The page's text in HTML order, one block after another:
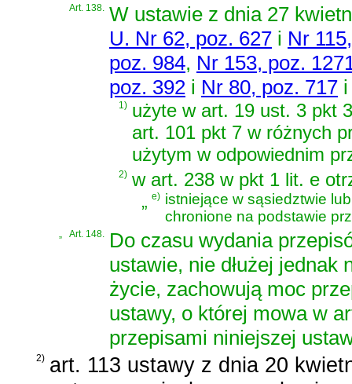
Art. 138. W ustawie z dnia 27
U. Nr 62, poz. 627 i Nr
poz. 984, Nr 153, poz.
poz. 392 i Nr 80, poz. 717
1) użyte w art. 19 ust. 3 pkt
art. 101 pkt 7 w różnych
użytym w odpowiednim
2) w art. 238 w pkt 1 lit. e
„e) istniejące w sąsiedztwie
chronione na podstawie
Art. 148.
Do czasu wydania
ustawie, nie dłużej
życie, zachowują moc
ustawy, o której mowa w
przepisami niniejszej
2) art. 113 ustawy z dnia 20